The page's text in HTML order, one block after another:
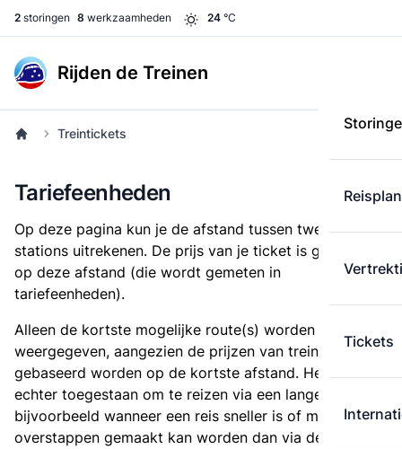
2 storingen 8 werkzaamheden 24 °C
Rijden de Treinen
Tickets
Treintickets
Tariefeenheden
Op deze pagina kun je de afstand tussen twee
stations uitrekenen. De prijs van je ticket is gebaseerd
op deze afstand (die wordt gemeten in
tariefeenheden).
Alleen de kortste mogelijke route(s) worden
weergegeven, aangezien de prijzen van treintickets
gebaseerd worden op de kortste afstand. Het is
echter toegestaan om te reizen via een langere route,
bijvoorbeeld wanneer een reis sneller is of met minder
overstappen gemaakt kan worden dan via de kortste